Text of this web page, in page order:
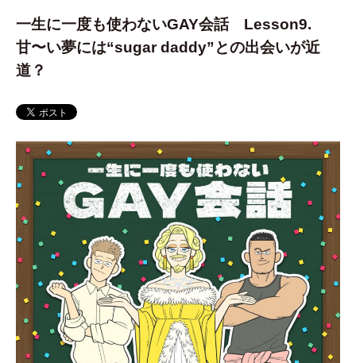
一生に一度も使わないGAY会話 Lesson9.
甘〜い夢には“sugar daddy”との出会いが近
道？